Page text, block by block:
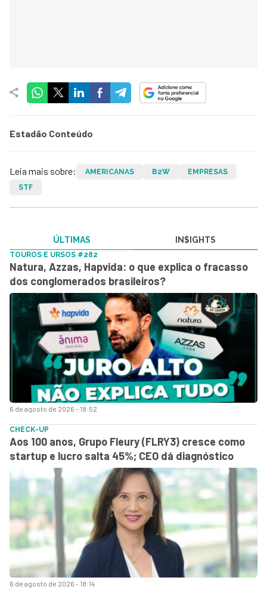
Estadão Conteúdo
Leia mais sobre: AMERICANAS B2W
EMPRESAS
STF
ÚLTIMAS IN$IGHTS
6 de agosto de 2026 - 18:52
TOUROS E URSOS #282
Natura, Azzas, Hapvida: o que explica o fracasso
dos conglomerados brasileiros?
6 de agosto de 2026 - 18:14
CHECK-UP
Aos 100 anos, Grupo Fleury (FLRY3) cresce como
startup e lucro salta 45%; CEO dá diagnóstico